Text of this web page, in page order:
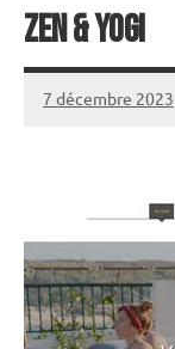
Zen & Yogi
7 décembre 2023
annuairecoaching